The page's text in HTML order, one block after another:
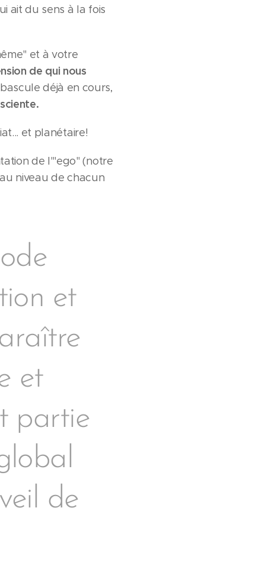
ait du sens à la fois
et à votre
de qui nous
déjà en cours,
et planétaire!
de l'"ego" (notre
niveau de chacun
et
et
partie
de